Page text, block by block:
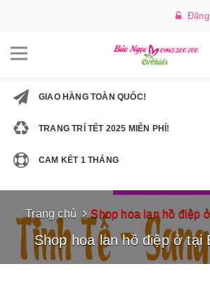
Đăng
GIAO HÀNG TOÀN QUỐC!
TRANG TRÍ TẾT 2025 MIỄN PHÍ!
CAM KẾT 1 THÁNG
Trang chủ Shop hoa lan hồ điệp
Shop hoa lan hồ điệp ở tại